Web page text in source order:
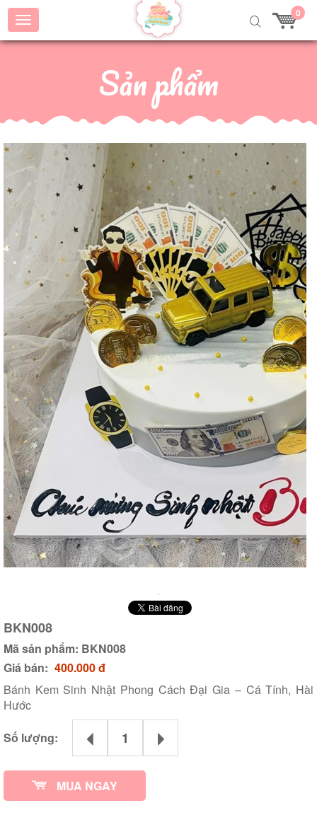
0
Sản phẩm
BKN008
Mã sản phẩm: BKN008
Giá bán: 400.000 đ
Bánh Kem Sinh Nhật Phong Cách Đại Gia – Cá Tính, Hài
Hước
Số lượng:
MUA NGAY